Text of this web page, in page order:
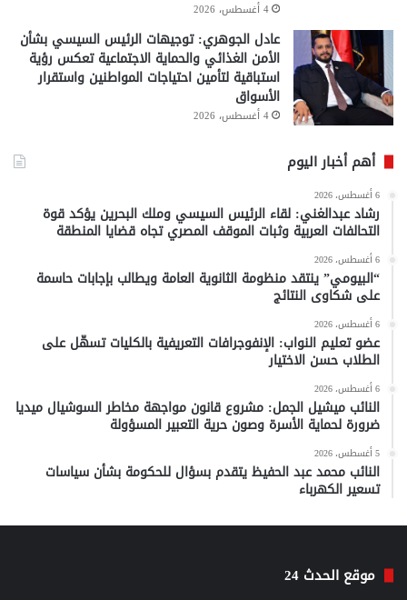
4 أغسطس، 2026
عادل الجوهري: توجيهات الرئيس السيسي بشأن
الأمن الغذائي والحماية الاجتماعية تعكس رؤية
استباقية لتأمين احتياجات المواطنين واستقرار
الأسواق
4 أغسطس، 2026
أهم أخبار اليوم
6 أغسطس، 2026
رشاد عبدالغني: لقاء الرئيس السيسي وملك البحرين يؤكد قوة
التحالفات العربية وثبات الموقف المصري تجاه قضايا المنطقة
6 أغسطس، 2026
“البيومي” ينتقد منظومة الثانوية العامة ويطالب بإجابات حاسمة
على شكاوى النتائج
6 أغسطس، 2026
عضو تعليم النواب: الإنفوجرافات التعريفية بالكليات تسهّل على
الطلاب حسن الاختيار
6 أغسطس، 2026
النائب ميشيل الجمل: مشروع قانون مواجهة مخاطر السوشيال ميديا
ضرورة لحماية الأسرة وصون حرية التعبير المسؤولة
5 أغسطس، 2026
النائب محمد عبد الحفيظ يتقدم بسؤال للحكومة بشأن سياسات
تسعير الكهرباء
موقع الحدث 24